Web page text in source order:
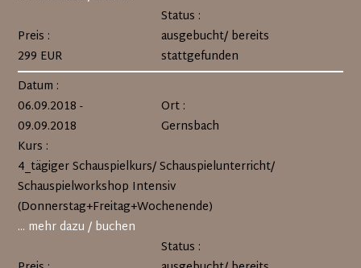
Preis :
299 EUR
Status :
ausgebucht/ bereits
stattgefunden
Datum :
06.09.2018 -
09.09.2018
Ort :
Gernsbach
Kurs :
4_tägiger Schauspielkurs/ Schauspielunterricht/
Schauspielworkshop Intensiv
(Donnerstag+Freitag+Wochenende)
... mehr dazu / buchen
Status :